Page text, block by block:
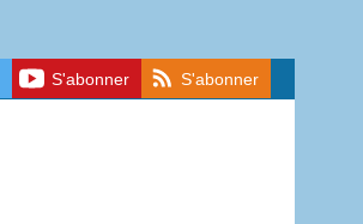
S'abonner S'abonner